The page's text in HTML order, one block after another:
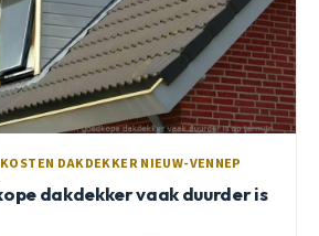
DAKDEKKER NIEUW-VENNEP
dakdekker vaak duurder is